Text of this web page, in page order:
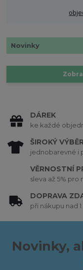
Novinky
DÁREK
ke každé
ŠIROKÝ VÝBĚR
jednobarevné i
VĚRNOSTNÍ
sleva až 5% pro
DOPRAVA
při nákupu nad
Novinky,